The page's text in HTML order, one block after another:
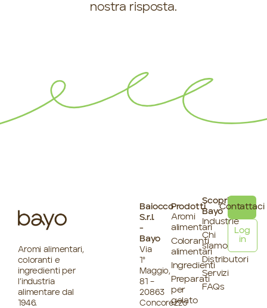
nostra risposta.
Aromi alimentari,
coloranti e
ingredienti per
l’industria
alimentare dal
1946.
Baiocco
S.r.l.
-
Bayo
Via
1°
Maggio,
81 –
20863
Concorezzo
Prodotti
Aromi
alimentari
Coloranti
alimentari
Ingredienti
Preparati
per
gelato
Scopri
Bayo
Industrie
Chi
siamo
Distributori
Servizi
FAQs
Contattaci
Log
in